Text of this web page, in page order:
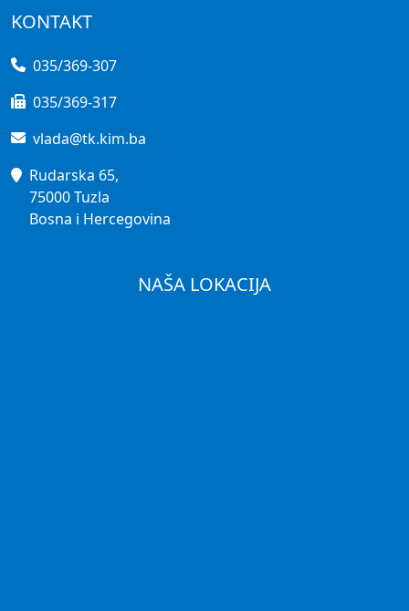
KONTAKT
035/369-307
035/369-317
vlada@tk.kim.ba
Rudarska 65,
75000 Tuzla
Bosna i Hercegovina
NAŠA LOKACIJA